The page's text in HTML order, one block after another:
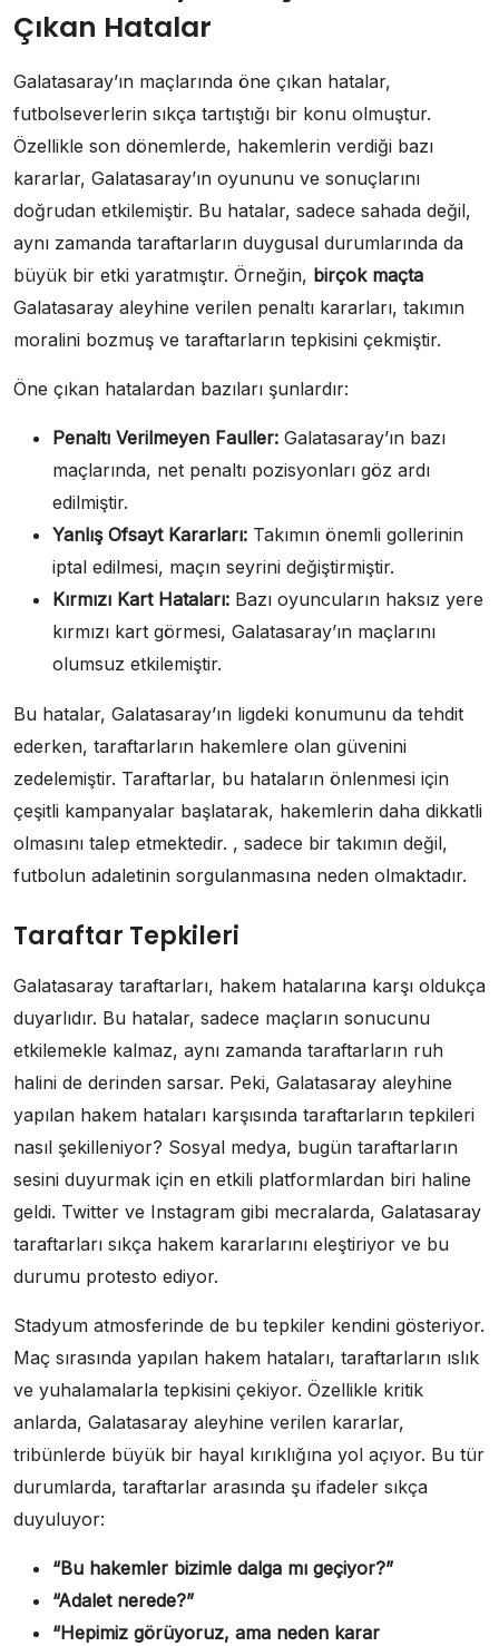
Çıkan Hatalar
Galatasaray’ın maçlarında öne çıkan hatalar,
futbolseverlerin sıkça tartıştığı bir konu olmuştur.
Özellikle son dönemlerde, hakemlerin verdiği bazı
kararlar, Galatasaray’ın oyununu ve sonuçlarını
doğrudan etkilemiştir. Bu hatalar, sadece sahada değil,
aynı zamanda taraftarların duygusal durumlarında da
büyük bir etki yaratmıştır. Örneğin, birçok maçta
Galatasaray aleyhine verilen penaltı kararları, takımın
moralini bozmuş ve taraftarların tepkisini çekmiştir.
Öne çıkan hatalardan bazıları şunlardır:
Penaltı Verilmeyen Fauller: Galatasaray’ın bazı
maçlarında, net penaltı pozisyonları göz ardı
edilmiştir.
Yanlış Ofsayt Kararları: Takımın önemli gollerinin
iptal edilmesi, maçın seyrini değiştirmiştir.
Kırmızı Kart Hataları: Bazı oyuncuların haksız yere
kırmızı kart görmesi, Galatasaray’ın maçlarını
olumsuz etkilemiştir.
Bu hatalar, Galatasaray’ın ligdeki konumunu da tehdit
ederken, taraftarların hakemlere olan güvenini
zedelemiştir. Taraftarlar, bu hataların önlenmesi için
çeşitli kampanyalar başlatarak, hakemlerin daha dikkatli
olmasını talep etmektedir. , sadece bir takımın değil,
futbolun adaletinin sorgulanmasına neden olmaktadır.
Taraftar Tepkileri
Galatasaray taraftarları, hakem hatalarına karşı oldukça
duyarlıdır. Bu hatalar, sadece maçların sonucunu
etkilemekle kalmaz, aynı zamanda taraftarların ruh
halini de derinden sarsar. Peki, Galatasaray aleyhine
yapılan hakem hataları karşısında taraftarların tepkileri
nasıl şekilleniyor? Sosyal medya, bugün taraftarların
sesini duyurmak için en etkili platformlardan biri haline
geldi. Twitter ve Instagram gibi mecralarda, Galatasaray
taraftarları sıkça hakem kararlarını eleştiriyor ve bu
durumu protesto ediyor.
Stadyum atmosferinde de bu tepkiler kendini gösteriyor.
Maç sırasında yapılan hakem hataları, taraftarların ıslık
ve yuhalamalarla tepkisini çekiyor. Özellikle kritik
anlarda, Galatasaray aleyhine verilen kararlar,
tribünlerde büyük bir hayal kırıklığına yol açıyor. Bu tür
durumlarda, taraftarlar arasında şu ifadeler sıkça
duyuluyor:
“Bu hakemler bizimle dalga mı geçiyor?”
“Adalet nerede?”
“Hepimiz görüyoruz, ama neden karar